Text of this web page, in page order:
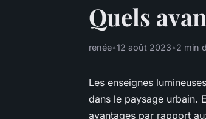
Quels
renée•12 août 2023•2 min
Les enseignes
dans le paysage urbain.
avantages par rapport